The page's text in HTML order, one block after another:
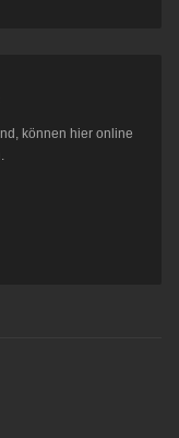
können hier online